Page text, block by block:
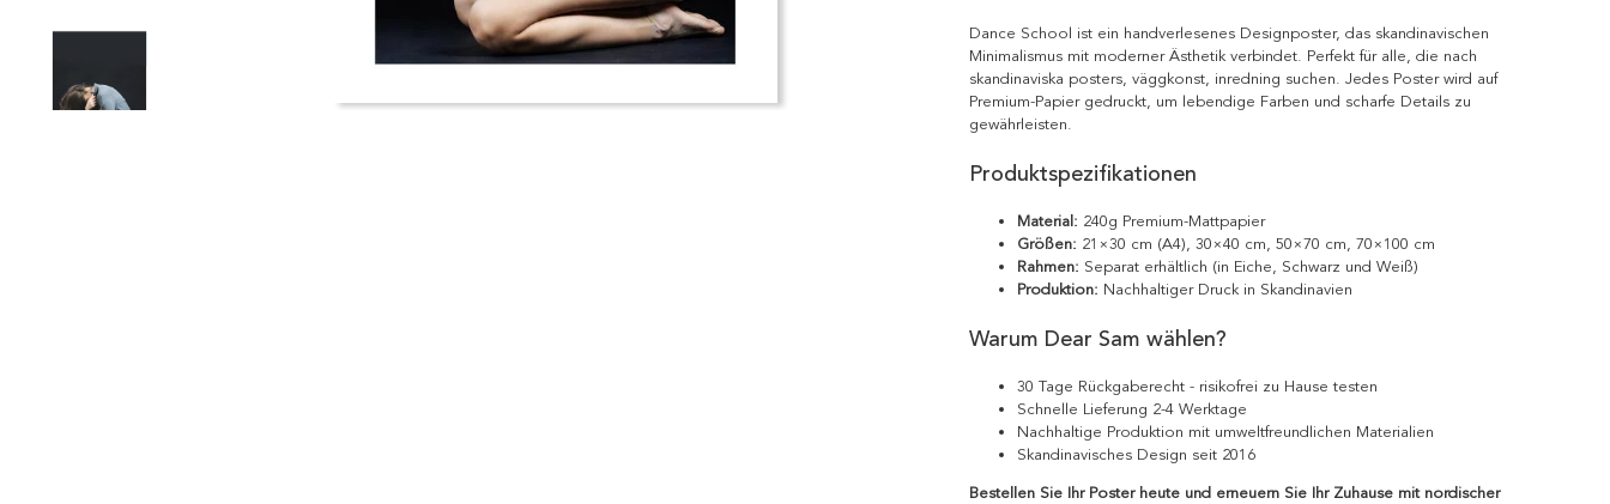
Dance School ist ein handverlesenes Designposter, das skandinavischen
Minimalismus mit moderner Ästhetik verbindet. Perfekt für alle, die nach
skandinaviska posters, väggkonst, inredning suchen. Jedes Poster wird auf
Premium-Papier gedruckt, um lebendige Farben und scharfe Details zu
gewährleisten.
Produktspezifikationen
Material: 240g Premium-Mattpapier
Größen: 21×30 cm (A4), 30×40 cm, 50×70 cm, 70×100 cm
Rahmen: Separat erhältlich (in Eiche, Schwarz und Weiß)
Produktion: Nachhaltiger Druck in Skandinavien
Warum Dear Sam wählen?
30 Tage Rückgaberecht - risikofrei zu Hause testen
Schnelle Lieferung 2-4 Werktage
Nachhaltige Produktion mit umweltfreundlichen Materialien
Skandinavisches Design seit 2016
Bestellen Sie Ihr Poster heute und erneuern Sie Ihr Zuhause mit nordischer